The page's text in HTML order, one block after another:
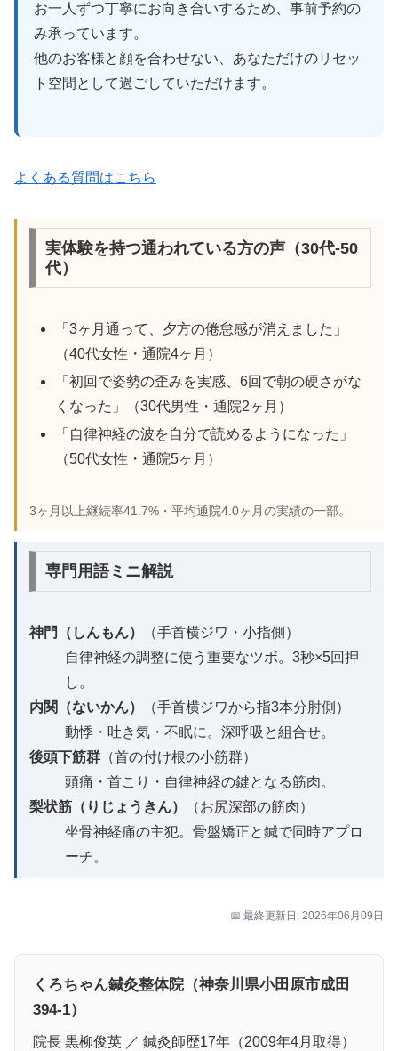
お一人ずつ丁寧にお向き合いするため、事前予約の
み承っています。
他のお客様と顔を合わせない、あなただけのリセッ
ト空間として過ごしていただけます。
よくある質問はこちら
実体験を持つ通われている方の声（30代-50
代）
「3ヶ月通って、夕方の倦怠感が消えました」
（40代女性・通院4ヶ月）
「初回で姿勢の歪みを実感、6回で朝の硬さがな
くなった」（30代男性・通院2ヶ月）
「自律神経の波を自分で読めるようになった」
（50代女性・通院5ヶ月）
3ヶ月以上継続率41.7%・平均通院4.0ヶ月の実績の一部。
専門用語ミニ解説
神門（しんもん）
（手首横ジワ・小指側）
自律神経の調整に使う重要なツボ。3秒×5回押
し。
内関（ないかん）
（手首横ジワから指3本分肘側）
動悸・吐き気・不眠に。深呼吸と組合せ。
後頭下筋群 （首の付け根の小筋群）
頭痛・首こり・自律神経の鍵となる筋肉。
梨状筋（りじょうきん）
（お尻深部の筋肉）
坐骨神経痛の主犯。骨盤矯正と鍼で同時アプロ
ーチ。
📅 最終更新日: 2026年06月09日
くろちゃん鍼灸整体院（神奈川県小田原市成田
394-1）
院長 黒柳俊英 ／ 鍼灸師歴17年（2009年4月取得）